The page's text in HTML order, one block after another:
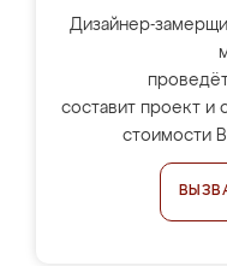
Дизайнер-
составит проект и
стоимости